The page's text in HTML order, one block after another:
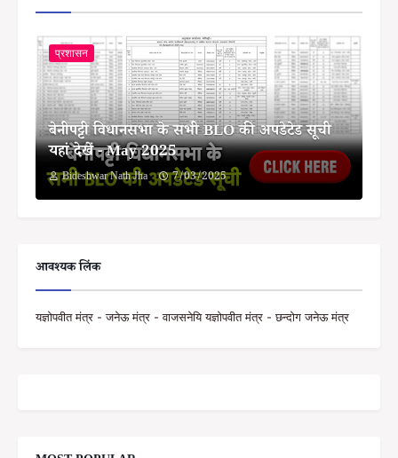
प्रशासन
बेनीपट्टी विधानसभा के सभी BLO की अपडेटेड सूची
यहां देखें - May 2025
Bideshwar Nath Jha 7/03/2025
आवश्यक लिंक
यज्ञोपवीत मंत्र - जनेऊ मंत्र - वाजसनेयि यज्ञोपवीत मंत्र - छन्दोग जनेऊ मंत्र